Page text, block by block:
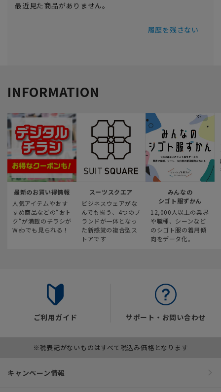
最近見た商品がありません。
履歴を残さない
INFORMATION
最新のお買い得情報
人気アイテムやおす
すめ商品などの“おト
ク“が満載のチラシが
Webでも見られる！
スーツスクエア
ビジネスウェアがな
んでも揃う、4つのブ
ランドが一体となっ
た新感覚の複合型ス
トアです
みんなの
シゴト服ずかん
12,000人以上の業界
や職種、シーンなど
のシゴト服の着用傾
向をデータ化。
ご利用ガイド サポート・お問い合わせ
※税表記がないものはすべて税込み価格となります
キャンペーン情報